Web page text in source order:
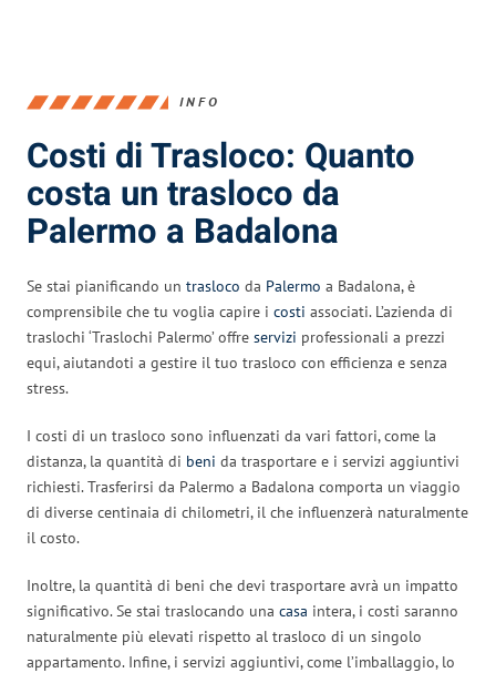
INFO
Costi di Trasloco: Quanto
costa un trasloco da
Palermo a Badalona
Se stai pianificando un trasloco da Palermo a Badalona, è
comprensibile che tu voglia capire i costi associati. L’azienda di
traslochi ‘Traslochi Palermo’ offre servizi professionali a prezzi
equi, aiutandoti a gestire il tuo trasloco con efficienza e senza
stress.
I costi di un trasloco sono influenzati da vari fattori, come la
distanza, la quantità di beni da trasportare e i servizi aggiuntivi
richiesti. Trasferirsi da Palermo a Badalona comporta un viaggio
di diverse centinaia di chilometri, il che influenzerà naturalmente
il costo.
Inoltre, la quantità di beni che devi trasportare avrà un impatto
significativo. Se stai traslocando una casa intera, i costi saranno
naturalmente più elevati rispetto al trasloco di un singolo
appartamento. Infine, i servizi aggiuntivi, come l’imballaggio, lo